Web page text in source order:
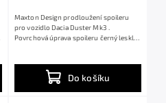
Do košíku
Maxton Design prodloužení spoileru
pro vozidlo Dacia Duster Mk3 .
Povrchová úprava spoileru černý lesklý